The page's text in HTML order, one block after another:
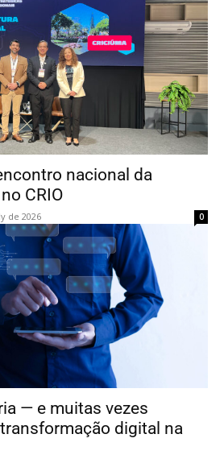
nacional da
CRIO
de 2026 0
— e muitas vezes
digital na